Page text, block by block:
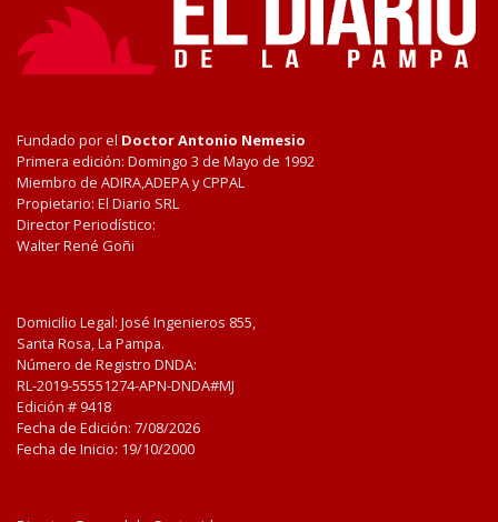
Fundado por el Doctor Antonio Nemesio
Primera edición: Domingo 3 de Mayo de 1992
Miembro de ADIRA,ADEPA y CPPAL
Propietario: El Diario SRL
Director Periodístico:
Walter René Goñi
Domicilio Legal: José Ingenieros 855,
Santa Rosa, La Pampa.
Número de Registro DNDA:
RL-2019-55551274-APN-DNDA#MJ
Edición # 9418
Fecha de Edición: 7/08/2026
Fecha de Inicio: 19/10/2000